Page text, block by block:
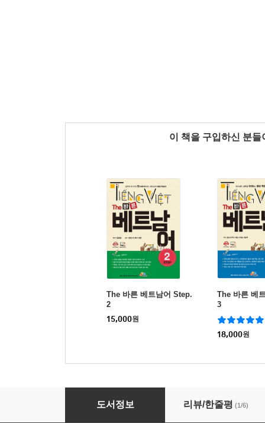
이 책을 구입하신 분
The 바른 베트남어 Step.
2
15,000원
The 바른 베
3
18,000원
The 바른 베트남어 Step. 1
도서정보 리뷰/한줄평 (1/6)